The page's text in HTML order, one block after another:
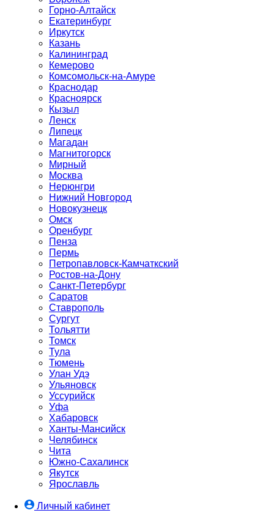
Горно-Алтайск
Екатеринбург
Иркутск
Казань
Калининград
Кемерово
Комсомольск-на-Амуре
Краснодар
Красноярск
Кызыл
Ленск
Липецк
Магадан
Магнитогорск
Мирный
Москва
Нерюнгри
Нижний Новгород
Новокузнецк
Омск
Оренбург
Пенза
Пермь
Петропавловск-Камчаткский
Ростов-на-Дону
Санкт-Петербург
Саратов
Ставрополь
Сургут
Тольятти
Томск
Тула
Тюмень
Улан Удэ
Ульяновск
Уссурийск
Уфа
Хабаровск
Ханты-Мансийск
Челябинск
Чита
Южно-Cахалинск
Якутск
Ярославль
Личный кабинет